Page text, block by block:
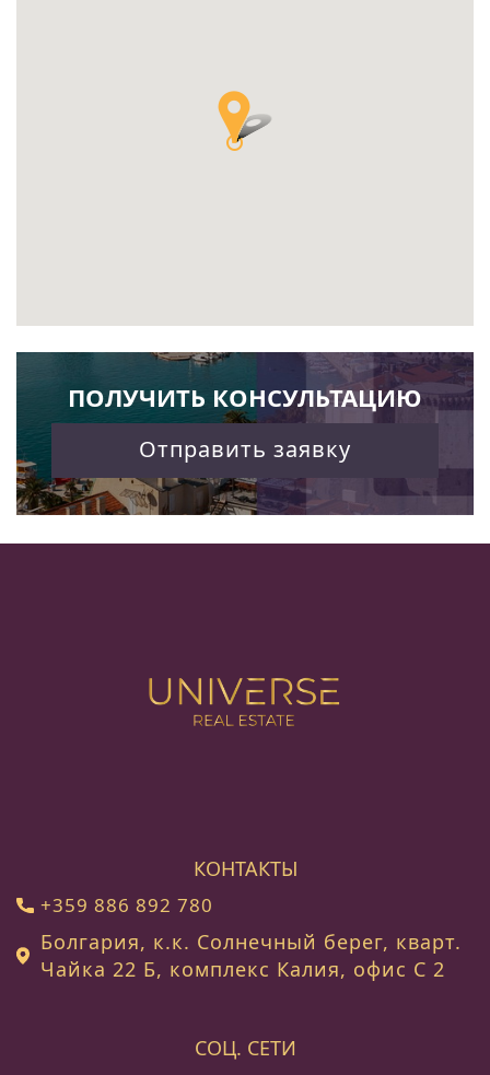
ПОЛУЧИТЬ КОНСУЛЬТАЦИЮ
Отправить заявку
КОНТАКТЫ
+359 886 892 780
Болгария, к.к. Солнечный берег, кварт.
Чайка 22 Б, комплекс Калия, офис C 2
СОЦ. СЕТИ